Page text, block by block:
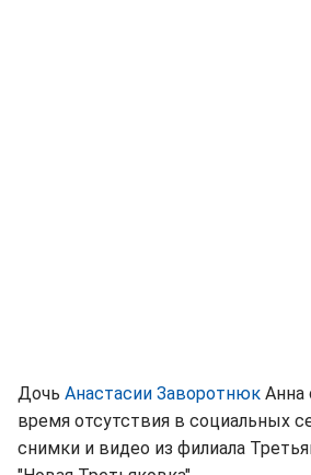
Дочь Анастасии Заворотнюк Анна
время отсутствия в социальных
снимки и видео из филиала